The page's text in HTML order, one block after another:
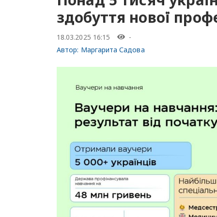
здобуття нової
18.03.2025 16:15
-
Автор: Маргарита Садова